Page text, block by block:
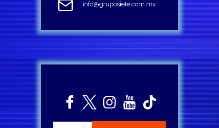
info@gruposiete.com.mx